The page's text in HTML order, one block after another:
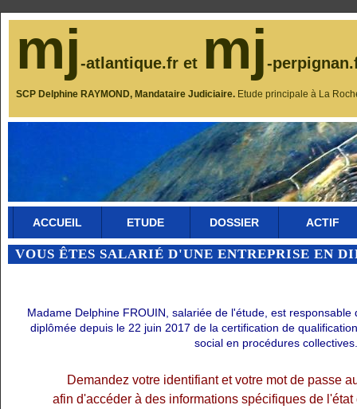
mj-atlantique.fr et mj-
SCP Delphine RAYMOND, Mandataire Judiciaire. Etude principale à La
ACCUEIL ETUDE DOSSIER ACTIF
VOUS ÊTES SALARIÉ D'UNE ENTREPRISE EN
Madame Delphine FROUIN, salariée de l'étude, est
diplômée depuis le 22 juin 2017 de la certification de
social en procédures collectives.
Demandez votre identifiant et votre mot de passe
afin d'accéder à des informations spécifiques de